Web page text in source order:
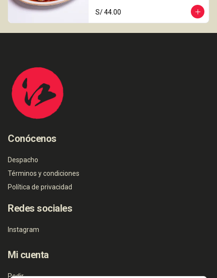
S/ 44.00
Conócenos
Despacho
Términos y condiciones
Política de privacidad
Redes sociales
Instagram
Mi cuenta
Pedir